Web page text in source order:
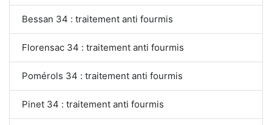
Bessan 34 : traitement anti fourmis
Florensac 34 : traitement anti fourmis
Pomérols 34 : traitement anti fourmis
Pinet 34 : traitement anti fourmis